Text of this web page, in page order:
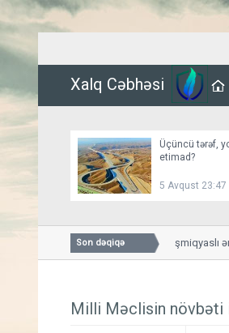
Xalq Cəbhəsi
Üçüncü tərəf,
etimad?
5 Avqust 23:47
Son dəqiqə
Husilərə qarşı genişmiqyaslı
Milli Məclisin növbəti